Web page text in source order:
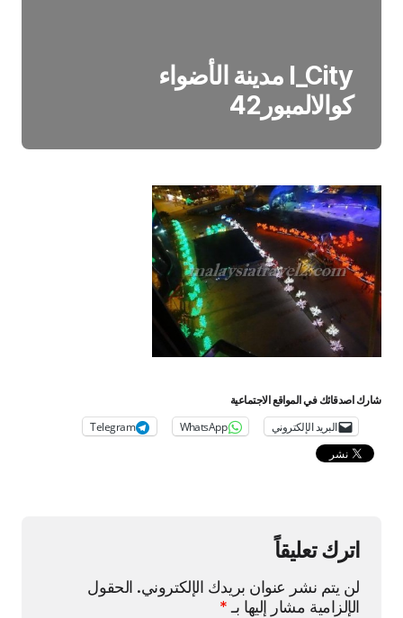
I_City مدينة الأضواء
كوالالمبور42
شارك اصدقائك في المواقع الاجتماعية
البريد الإلكتروني WhatsApp
Telegram
اترك تعليقاً
لن يتم نشر عنوان بريدك الإلكتروني. الحقول
الإلزامية مشار إليها بـ*